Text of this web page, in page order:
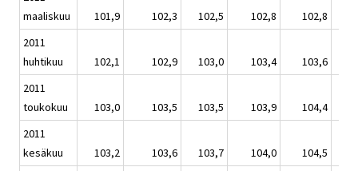
maaliskuu
101,9 102,3 102,5 102,8
102,8
2011
huhtikuu
102,1 102,9 103,0 103,4
103,6
2011
toukokuu
103,0 103,5 103,5 103,9
104,4
2011
kesäkuu
103,2 103,6 103,7 104,0
104,5